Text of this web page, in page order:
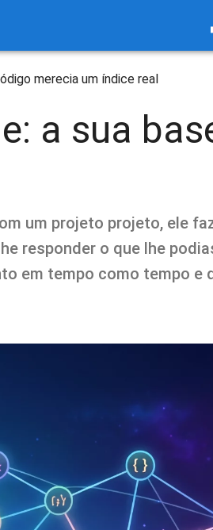
merecia um índice real
a sua
um projeto projeto, ele
responder o que lhe
em tempo como tempo e